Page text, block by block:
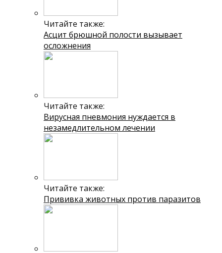
Читайте также:
Асцит брюшной полости вызывает
осложнения
Читайте также:
Вирусная пневмония нуждается в
незамедлительном лечении
Читайте также:
Прививка животных против паразитов